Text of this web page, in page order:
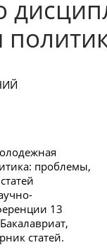
проблемы,
13
статей.